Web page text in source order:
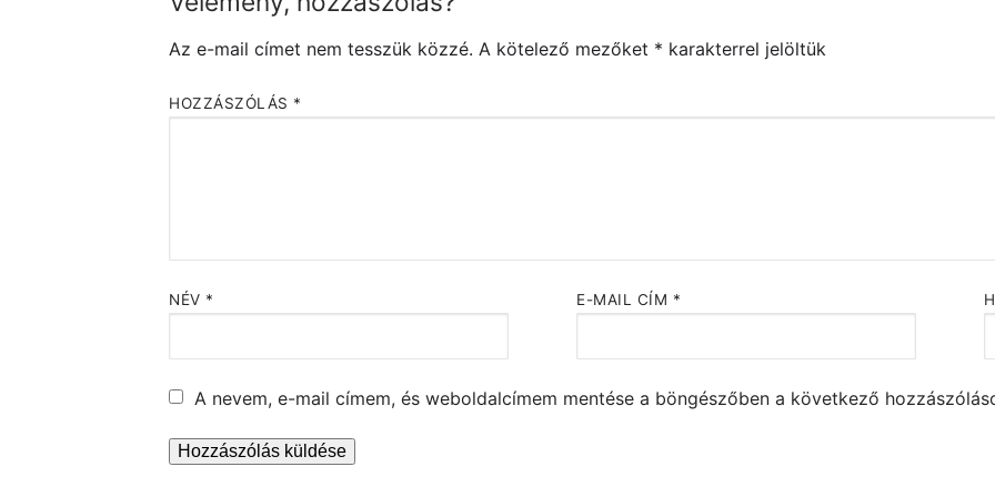
Az e-mail címet nem tesszük közzé. A kötelező mezőket * karakterrel jelöltük
HOZZÁSZÓLÁS *
NÉV * E-MAIL CÍM *
A nevem, e-mail címem, és weboldalcímem mentése a böngészőben a következő